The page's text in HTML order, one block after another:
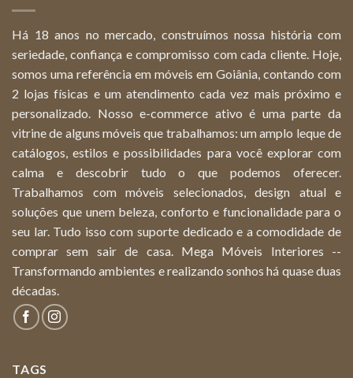
Há 18 anos no mercado, construímos nossa história com
seriedade, confiança e compromisso com cada cliente. Hoje,
somos uma referência em móveis em Goiânia, contando com
2 lojas físicas e um atendimento cada vez mais próximo e
personalizado. Nosso e-commerce ativo é uma parte da
vitrine de alguns móveis que trabalhamos: um amplo leque de
catálogos, estilos e possibilidades para você explorar com
calma e descobrir tudo o que podemos oferecer.
Trabalhamos com móveis selecionados, design atual e
soluções que unem beleza, conforto e funcionalidade para o
seu lar. Tudo isso com suporte dedicado e a comodidade de
comprar sem sair de casa. Mega Móveis Interiores --
Transformando ambientes e realizando sonhos há quase duas
décadas.
TAGS